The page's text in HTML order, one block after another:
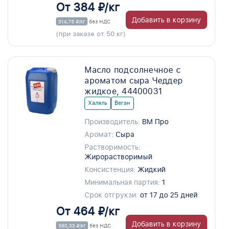
От 384 ₽/кг
314,75 ₽/кг без НДС
(при заказе от 50 кг)
Добавить в корзину
Масло подсолнечное с
ароматом сыра Чеддер
жидкое, 44400031
Халяль Веган
Производитель: ВМ Про
Аромат: Сыра
Растворимость:
Жирорастворимый
Консистенция: Жидкий
Минимальная партия: 1
Срок отгрукзи: от 17 до 25 дней
От 464 ₽/кг
380,33 ₽/кг без НДС Добавить в корзину